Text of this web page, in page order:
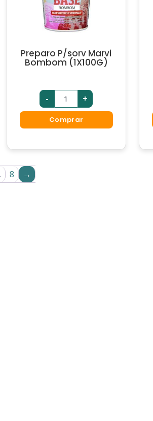
Preparo P/sorv Marvi
Bombom (1X100G)
- +
Comprar
8 →